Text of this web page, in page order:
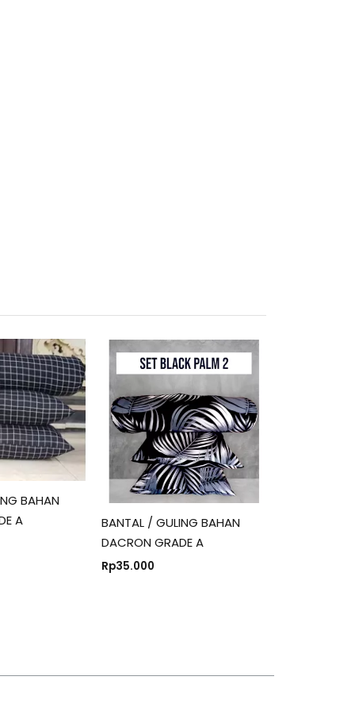
BAHAN
A
BANTAL / GULING BAHAN
DACRON GRADE A
Rp35.000